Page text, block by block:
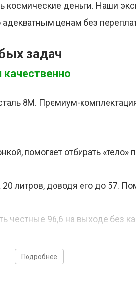
космические деньги. Наши
ценам без
задач
помогает отбирать
литров, доводя его до 57.
честные 96,6 на выходе без
Подробнее